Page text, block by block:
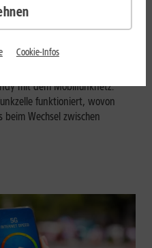
Funkzelle im
mit dem Mobilfunknetz.
funktioniert, wovon
Wechsel zwischen
Cookie-Infos